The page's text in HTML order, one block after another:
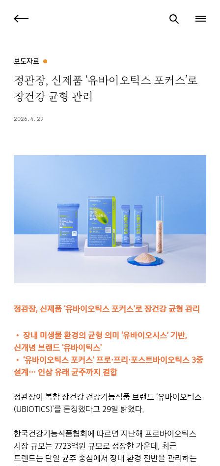
보도자료
정관장, 신제품 ‘유바이오틱스 포커스’로
장건강 균형 관리
2026. 4. 29
정관장, 신제품 ‘유바이오틱스 포커스’로 장건강 균형 관리
• 장내 미생물 환경의 균형 의미 ‘유바이오시스’ 기반,
신개념 브랜드 ‘유바이틱스’
• ‘유바이오틱스 포커스’ 프로·프리·포스트바이오틱스 3중
설계… 인삼 유래 균주까지 결합
정관장이 복합 장건강 건강기능식품 브랜드 ‘유바이오틱스
(UBIOTICS)’를 론칭했다고 29일 밝혔다.
한국건강기능식품협회에 따르면 지난해 프로바이오틱스
시장 규모는 7723억원 규모로 성장한 가운데, 최근
트렌드는 단일 균주 중심에서 장내 환경 전반을 관리하는